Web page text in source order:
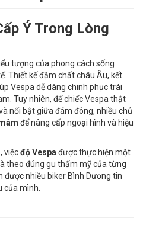
Ý Trong Lòng
tượng của phong cách sống
Thiết kế đậm chất châu Âu, kết
Vespa dễ dàng chinh phục trái
Tuy nhiên, để chiếc Vespa thật
nổi bật giữa đám đông, nhiều chủ
để nâng cấp ngoại hình và hiệu
, việcđộ Vespa được thực hiện một
theo đúng gu thẩm mỹ của từng
được nhiều biker Bình Dương tin
của mình.